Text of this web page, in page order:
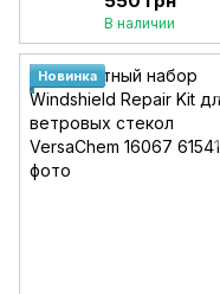
В наличии
Новинка